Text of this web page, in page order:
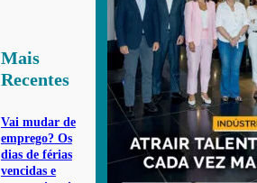
Mais
Recentes
Vai mudar de
emprego? Os
dias de férias
vencidas e